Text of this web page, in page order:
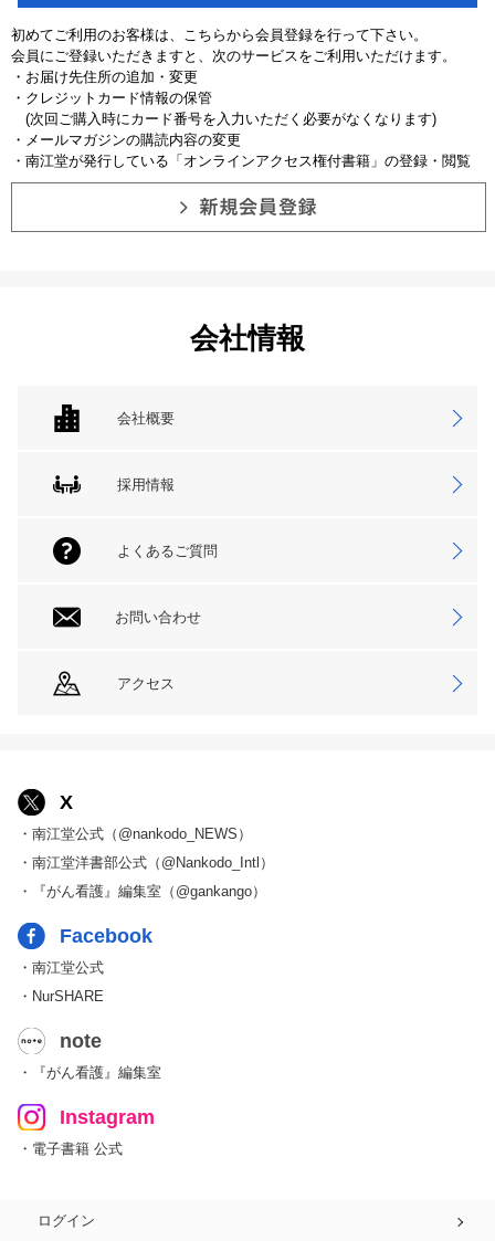
初めてご利用のお客様は、こちらから会員登録を行って下さい。
会員にご登録いただきますと、次のサービスをご利用いただけます。
・お届け先住所の追加・変更
・クレジットカード情報の保管
(次回ご購入時にカード番号を入力いただく必要がなくなります)
・メールマガジンの購読内容の変更
・南江堂が発行している「オンラインアクセス権付書籍」の登録・閲覧
会社情報
会社概要
採用情報
よくあるご質問
お問い合わせ
アクセス
X
・南江堂公式（@nankodo_NEWS）
・南江堂洋書部公式（@Nankodo_Intl）
・『がん看護』編集室（@gankango）
Facebook
・南江堂公式
・NurSHARE
note
・『がん看護』編集室
Instagram
・電子書籍 公式
ログイン